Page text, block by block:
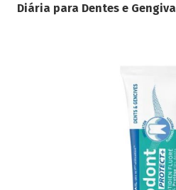
Diária para Dentes e